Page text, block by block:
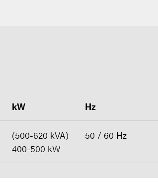
kW Hz
(500-620 kVA)
400-500 kW
50 / 60 Hz